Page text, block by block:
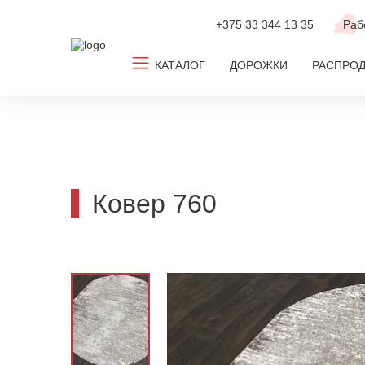
+375 33 344 13 35
КАТАЛОГ
По дизайну
По цвету
По комнате
ДОРОЖКИ
Ковер 760